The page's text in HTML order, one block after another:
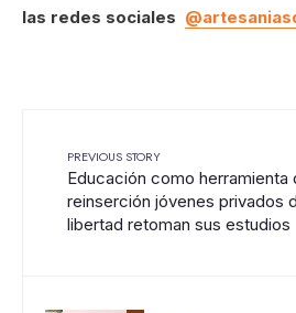
las redes sociales
PREVIOUS STORY
Educación como herramienta
reinserción jóvenes privados
libertad retoman sus estudios